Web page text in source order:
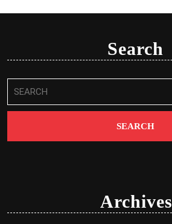
Search
for:
Archives